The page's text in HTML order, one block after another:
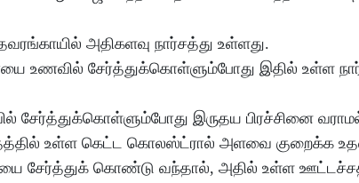
அதிகளவு நார்சத்து உள்ளது.
உணவில் சேர்த்துக்கொள்ளும்போது இதில் உள்ள
இருதய பிரச்சினை
உள்ள கெட்ட கொலஸ்ட்ரால் அளவை குறைக்க
சேர்த்துக் கொண்டு வந்தால், அதில் உள்ள